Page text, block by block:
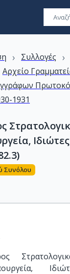
› Συλλογές ›
Αρχείο
1931
Συνόλου